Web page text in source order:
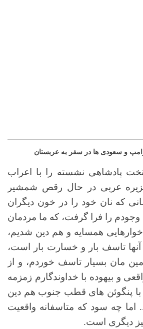
و سعودی ها در سفر به عربستان
پادشاهی نشسته را با اعراب
عربی در حال رقص شمشیر
که نان خود را در خون دیگران
وجودم را فرا گرفت، که ما مردمان
همسایه و هم دین شدیم،
آنها تاسف بار و خسارت بار است،
مان بسیار تاسف خوردم، و از
و بیهوده با خداوندگارم زمزمه
با پنگوئن های قطب جنوب هم دین
اما چه سود که متاسفانه واقعیت
دیگری است.